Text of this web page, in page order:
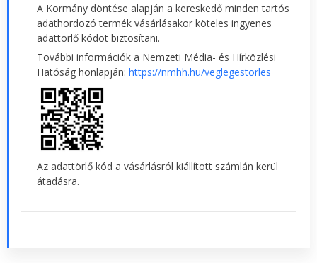
A Kormány döntése alapján a kereskedő minden tartós
adathordozó termék vásárlásakor köteles ingyenes
adattörlő kódot biztosítani.
További információk a Nemzeti Média- és Hírközlési
Hatóság honlapján: https://nmhh.hu/veglegestorles
Az adattörlő kód a vásárlásról kiállított számlán kerül
átadásra.